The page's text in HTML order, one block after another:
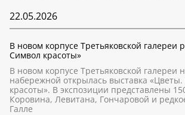
22.05.2026
В новом корпусе Третьяковской галереи
Символ красоты»
В новом корпусе Третьяковской галереи
набережной открылась выставка
красоты». В экспозиции представлены
Коровина, Левитана, Гончаровой и
Галле